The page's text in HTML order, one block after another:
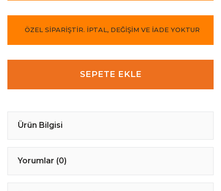
ÖZEL SİPARİŞTİR. İPTAL, DEĞİŞİM VE İADE YOKTUR
SEPETE EKLE
Ürün Bilgisi
Yorumlar (0)